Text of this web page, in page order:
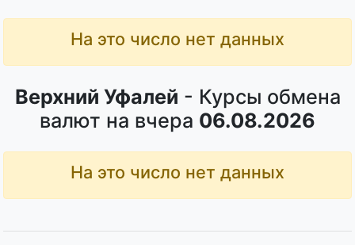
На это число нет данных
Верхний Уфалей - Курсы обмена
валют на вчера 06.08.2026
На это число нет данных